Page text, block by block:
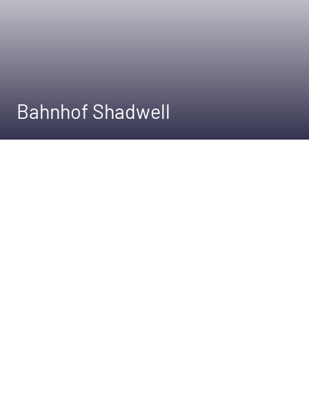
Bahnhof Shadwell